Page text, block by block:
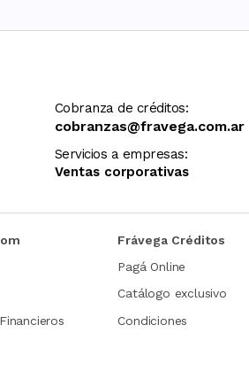
Cobranza de créditos:
cobranzas@fravega.com.ar
Servicios a empresas:
Ventas corporativas
Frávega Créditos
Pagá Online
Catálogo exclusivo
Condiciones